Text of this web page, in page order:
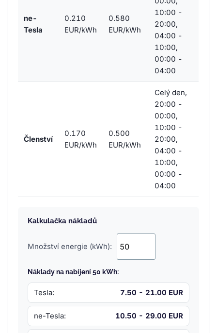
ne-
Tesla
0.210
EUR/kWh
0.580
EUR/kWh
10:00 -
20:00,
04:00 -
10:00,
00:00 -
04:00
Členství
0.170
EUR/kWh
0.500
EUR/kWh
Celý den,
20:00 -
00:00,
10:00 -
20:00,
04:00 -
10:00,
00:00 -
04:00
Kalkulačka nákladů
Množství energie (kWh):
Náklady na nabíjení 50 kWh:
Tesla: 7.50 - 21.00 EUR
ne-Tesla: 10.50 - 29.00 EUR